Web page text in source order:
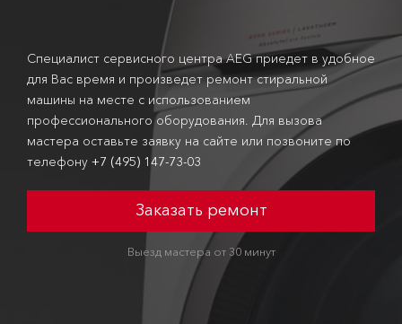
Специалист сервисного центра AEG приедет в удобное
для Вас время и произведет ремонт стиральной
машины на месте с использованием
профессионального оборудования. Для вызова
мастера оставьте заявку на сайте или позвоните по
телефону +7 (495) 147-73-03
Заказать ремонт
Выезд мастера от 30 минут